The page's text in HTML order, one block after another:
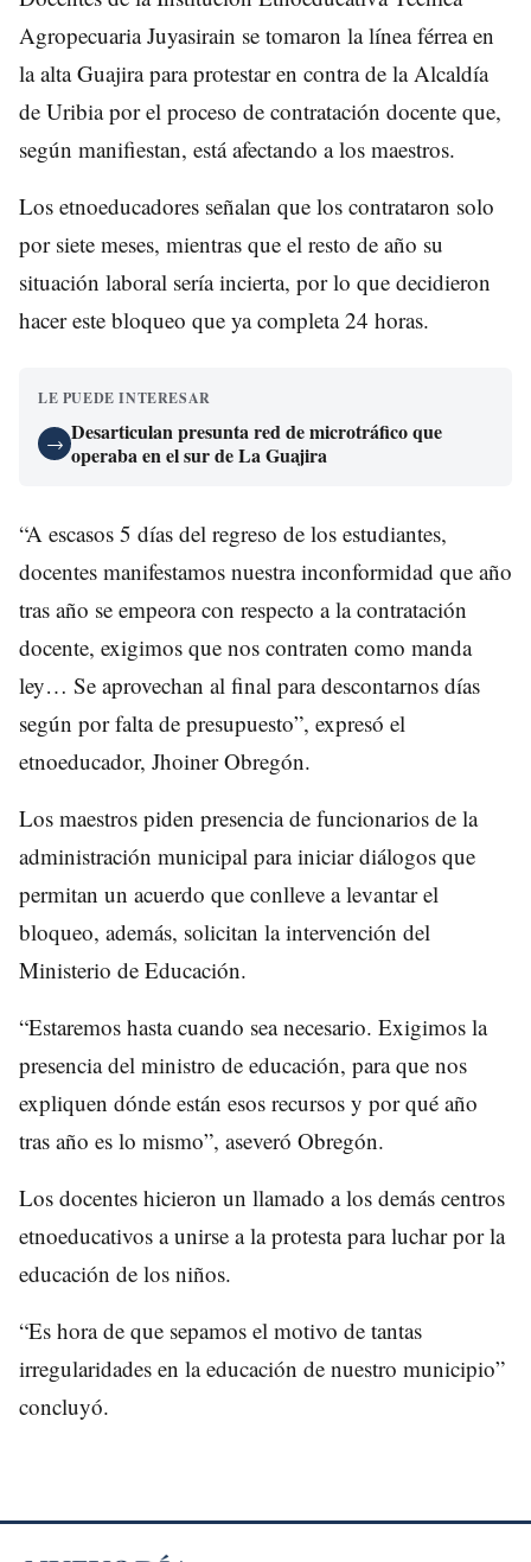
Agropecuaria Juyasirain se tomaron la línea férrea en
la alta Guajira para protestar en contra de la Alcaldía
de Uribia por el proceso de contratación docente que,
según manifiestan, está afectando a los maestros.
Los etnoeducadores señalan que los contrataron solo
por siete meses, mientras que el resto de año su
situación laboral sería incierta, por lo que decidieron
hacer este bloqueo que ya completa 24 horas.
LE PUEDE INTERESAR
→ Desarticulan presunta red de microtráfico que
operaba en el sur de La Guajira
“A escasos 5 días del regreso de los estudiantes,
docentes manifestamos nuestra inconformidad que año
tras año se empeora con respecto a la contratación
docente, exigimos que nos contraten como manda
ley… Se aprovechan al final para descontarnos días
según por falta de presupuesto”, expresó el
etnoeducador, Jhoiner Obregón.
Los maestros piden presencia de funcionarios de la
administración municipal para iniciar diálogos que
permitan un acuerdo que conlleve a levantar el
bloqueo, además, solicitan la intervención del
Ministerio de Educación.
“Estaremos hasta cuando sea necesario. Exigimos la
presencia del ministro de educación, para que nos
expliquen dónde están esos recursos y por qué año
tras año es lo mismo”, aseveró Obregón.
Los docentes hicieron un llamado a los demás centros
etnoeducativos a unirse a la protesta para luchar por la
educación de los niños.
“Es hora de que sepamos el motivo de tantas
irregularidades en la educación de nuestro municipio”
concluyó.